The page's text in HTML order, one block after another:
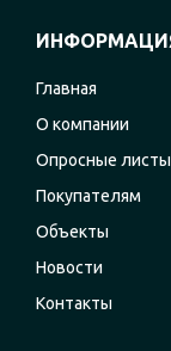
Главная
О компании
Опросные листы
Покупателям
Объекты
Новости
Контакты